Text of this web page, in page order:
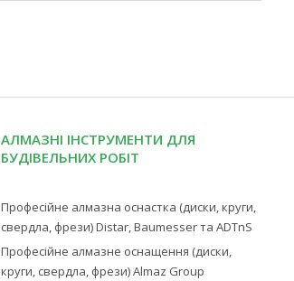
АЛМАЗНІ ІНСТРУМЕНТИ ДЛЯ
БУДІВЕЛЬНИХ РОБІТ
Професійне алмазна оснастка (диски, круги,
свердла, фрези) Distar, Baumesser та ADTnS
Професійне алмазне оснащення (диски,
круги, свердла, фрези) Almaz Group